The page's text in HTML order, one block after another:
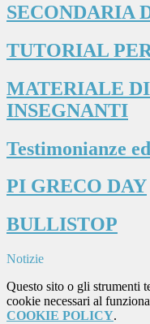
SECONDARIA
TUTORIAL
MATERIALE
INSEGNANTI
Testimonianze
PI GRECO DAY
BULLISTOP
Notizie
Questo sito o gli strumenti
cookie necessari al
COOKIE POLICY.